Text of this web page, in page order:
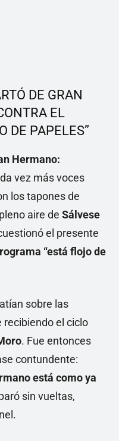
DE GRAN
EL
DE PAPELES”
Hermano:
vez más voces
los tapones de
aire de Sálvese
el presente
“está flojo de
sobre las
el ciclo
. Fue entonces
contundente:
está como ya
sin vueltas,